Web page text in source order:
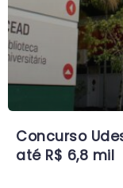
Concurso
até R$ 6,8 mil